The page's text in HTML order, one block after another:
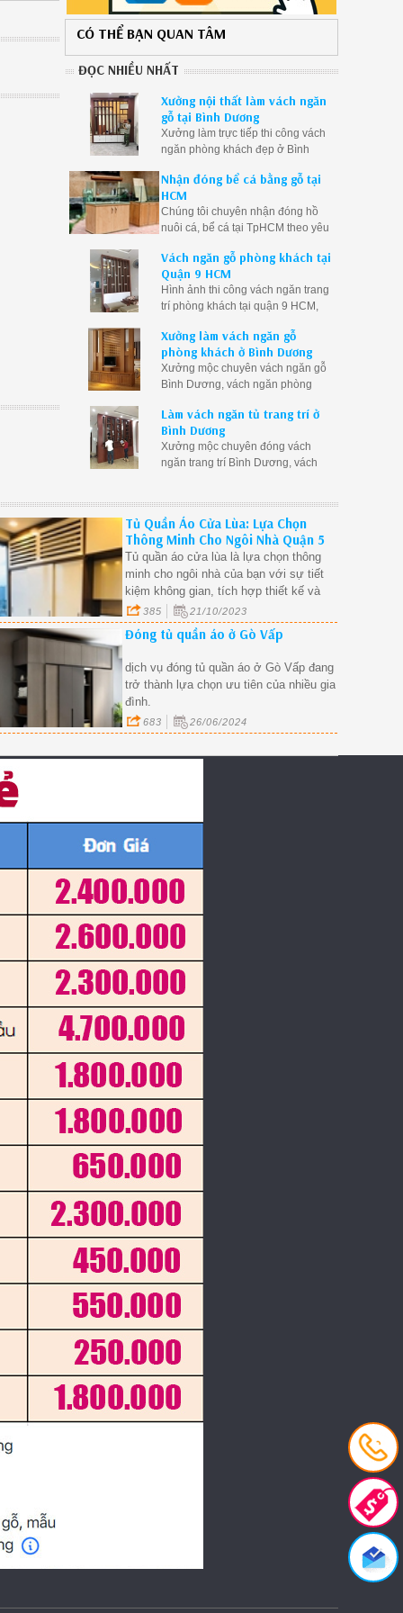
CÓ THỂ BẠN QUAN TÂM
ĐỌC NHIỀU NHẤT
Xưởng nội thất làm vách ngăn
gỗ tại Bình Dương
Xưởng làm trực tiếp thi công vách
ngăn phòng khách đẹp ở Bình
giá rẻ
Nhận đóng bể cá bằng gỗ tại
HCM
Chúng tôi chuyên nhận đóng hồ
nuôi cá, bể cá tại TpHCM theo yêu
sinh bằng gỗ theo kích thước
Vách ngăn gỗ phòng khách tại
Quận 9 HCM
Hình ảnh thi công vách ngăn trang
trí phòng khách tại quận 9 HCM,
TpHCM giá rẻ, vách ngăn phòng
khách quận 9
Xưởng làm vách ngăn gỗ
phòng khách ở Bình Dương
Xưởng mộc chuyên vách ngăn gỗ
Bình Dương, vách ngăn phòng
bằng gỗ phòng khách tại Bình
Dương
Làm vách ngăn tủ trang trí ở
Bình Dương
Xưởng mộc chuyên đóng vách
ngăn trang trí Bình Dương, vách
Tủ Quần Áo Cửa Lùa: Lựa Chọn
Thông Minh Cho Ngôi Nhà Quận 5
Tủ quần áo cửa lùa là lựa chọn thông
minh cho ngôi nhà của bạn với sự tiết
kiệm không gian, tích hợp thiết kế và
thẩm mỹ, dễ dàng truy cập và tổ chức.
385 21/10/2023
Đóng tủ quần áo ở Gò Vấp
dịch vụ đóng tủ quần áo ở Gò Vấp đang
trở thành lựa chọn ưu tiên của nhiều gia
đình.
683 26/06/2024